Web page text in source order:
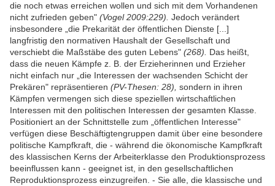
die noch etwas erreichen wollen und sich mit dem Vorhandenen
nicht zufrieden geben" (Vogel 2009:229). Jedoch verändert
insbesondere „die Prekarität der öffentlichen Dienste [...]
langfristig den normativen Haushalt der Gesellschaft und
verschiebt die Maßstäbe des guten Lebens" (268).
Das heißt,
dass die neuen Kämpfe z. B. der Erzieherinnen und Erzieher
nicht einfach nur „die Interessen der wachsenden Schicht der
Prekären" repräsentieren (PV-Thesen: 28), sondern in ihren
Kämpfen vermengen sich diese speziellen wirtschaftlichen
Interessen mit den politischen Interessen der gesamten Klasse.
Positioniert an der Schnittstelle zum „öffentlichen Interesse"
verfügen diese Beschäftigtengruppen damit über eine besondere
politische Kampfkraft, die - während die ökonomische Kampfkraft
des klassischen Kerns der Arbeiterklasse den Produktionsprozess
beeinflussen kann - geeignet ist, in den gesellschaftlichen
Reproduktionsprozess einzugreifen. - Sie alle, die klassische und